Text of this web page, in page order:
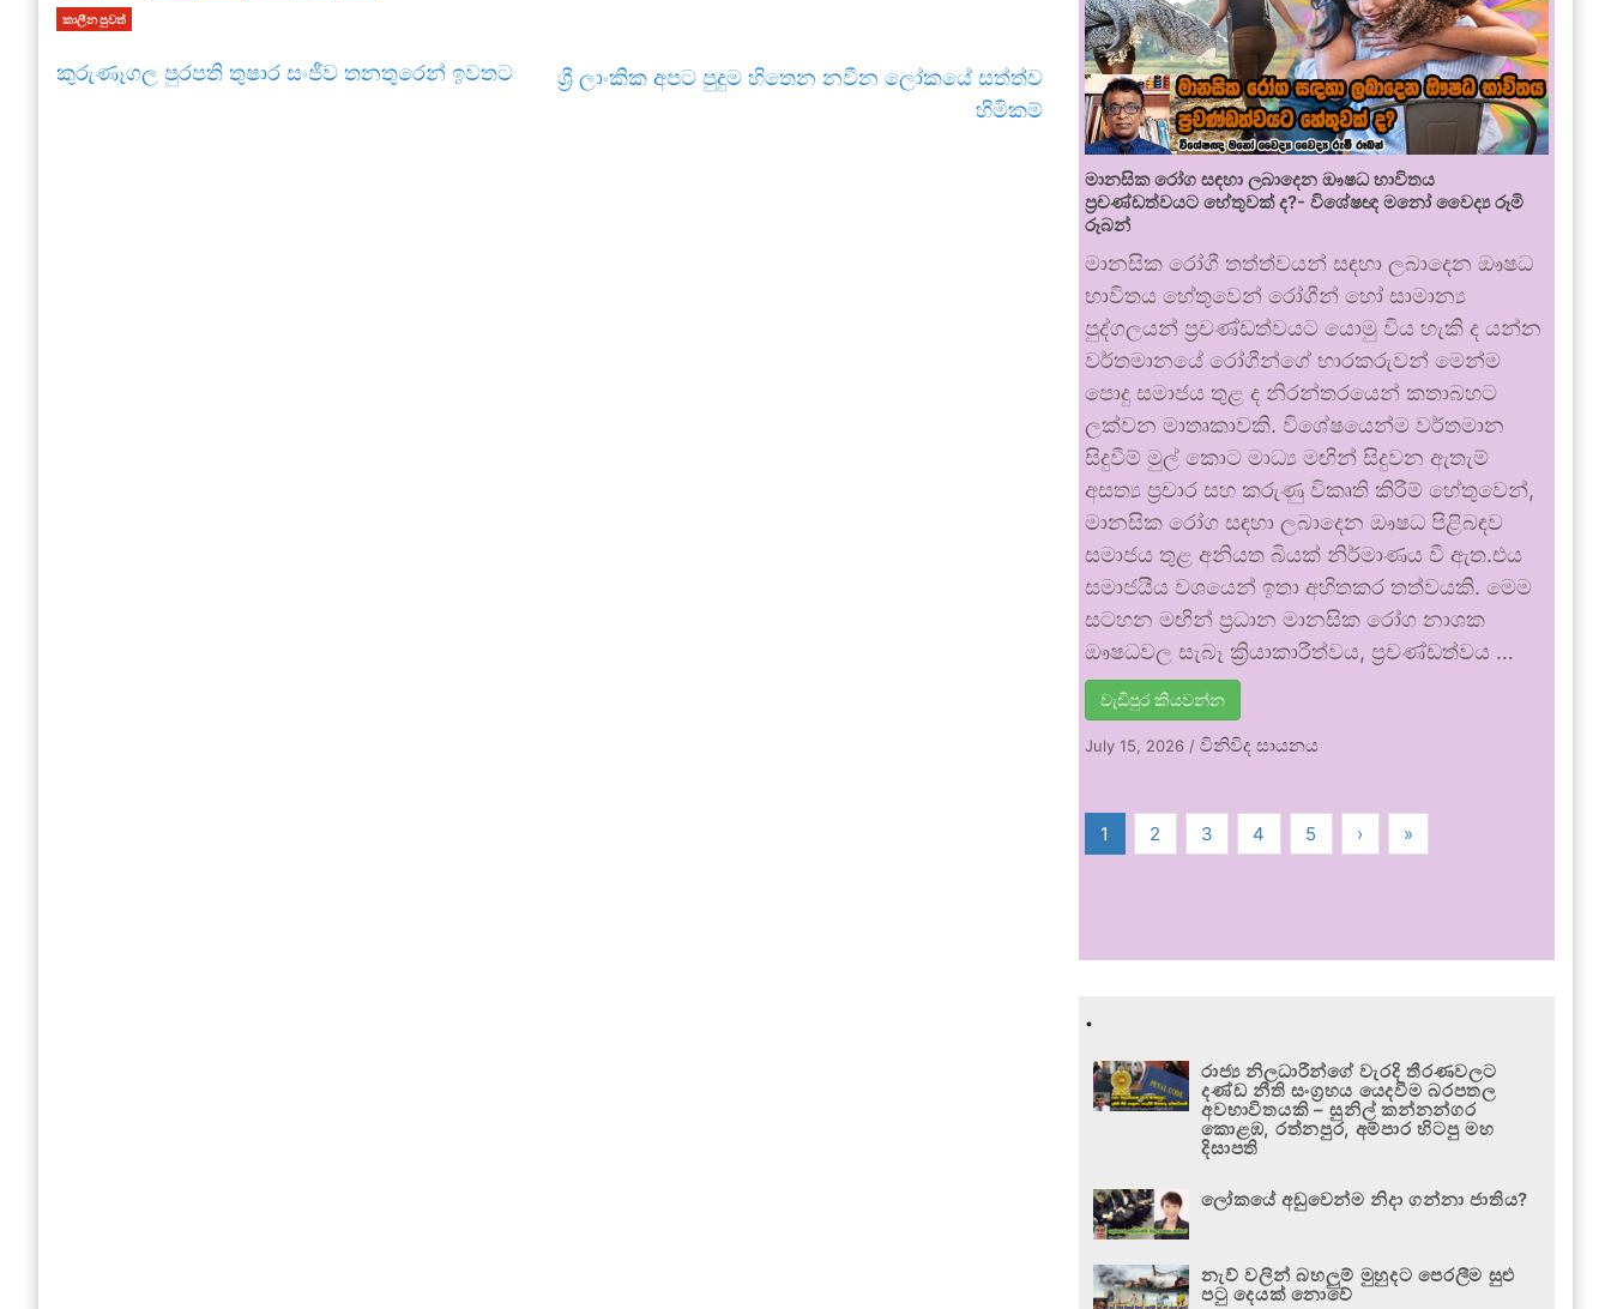
කාලීන පුවත්
කුරුණෑගල පුරපති තුෂාර සංජීව තනතුරෙන් ඉවතට
ශ්‍රී ලාංකික අපට පුදුම හිතෙන නවීන ලෝකයේ සත්ත්ව
හිමිකම්
මානසික රෝග සඳහා ලබාදෙන ඖෂධ භාවිතය
ප්‍රචණ්ඩත්වයට හේතුවක් ද?- විශේෂඥ මනෝ වෛද්‍ය රූමි
රූබන්
මානසික රෝගී තත්ත්වයන් සඳහා ලබාදෙන ඖෂධ
භාවිතය හේතුවෙන් රෝගීන් හෝ සාමාන්‍ය
පුද්ගලයන් ප්‍රචණ්ඩත්වයට යොමු විය හැකි ද යන්න
වර්තමානයේ රෝගීන්ගේ භාරකරුවන් මෙන්ම
පොදු සමාජය තුළ ද නිරන්තරයෙන් කතාබහට
ලක්වන මාතෘකාවකි. විශේෂයෙන්ම වර්තමාන
සිදුවීම් මුල් කොට මාධ්‍ය මඟින් සිදුවන ඇතැම්
අසත්‍ය ප්‍රචාර සහ කරුණු විකෘති කිරීම් හේතුවෙන්,
මානසික රෝග සඳහා ලබාදෙන ඖෂධ පිළිබඳව
සමාජය තුළ අනියත බියක් නිර්මාණය වී ඇත.එය
සමාජයීය වශයෙන් ඉතා අහිතකර තත්වයකි. මෙම
සටහන මඟින් ප්‍රධාන මානසික රෝග නාශක
ඖෂධවල සැබෑ ක්‍රියාකාරීත්වය, ප්‍රචණ්ඩත්වය …
වැඩිපුර කියවන්න
July 15, 2026 /විනිවිද සායනය
1 2 3 4 5 › »
.
රාජ්‍ය නිලධාරීන්ගේ වැරදි තීරණවලට
දණ්ඩ නීති සංග්‍රහය යෙදවීම බරපතල
අවභාවිතයකි – සුනිල් කන්නන්ගර
කොළඹ, රත්නපුර, අම්පාර හිටපු මහ
දිසාපති
ලෝකයේ අඩුවෙන්ම නිදා ගන්නා ජාතිය?
නැව් වලින් බහලුම් මුහුදට පෙරලීම සුළු
පටු දෙයක් නොවේ